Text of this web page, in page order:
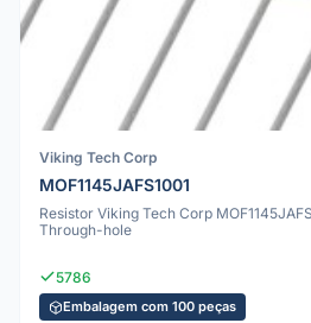
Viking Tech Corp
MOF1145JAFS1001
Resistor Viking Tech Corp
Through-hole
5786
Embalagem com 100 peças